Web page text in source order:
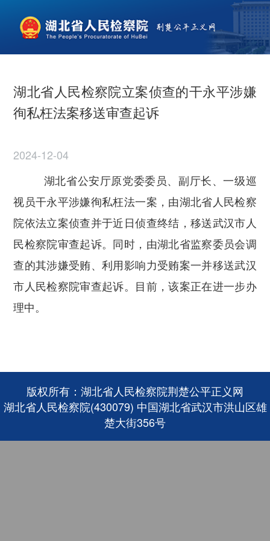
湖北省人民检察院立案侦查的干永平涉嫌
徇私枉法案移送审查起诉
2024-12-04
湖北省公安厅原党委委员、副厅长、一级巡
视员干永平涉嫌徇私枉法一案，由湖北省人民检察
院依法立案侦查并于近日侦查终结，移送武汉市人
民检察院审查起诉。同时，由湖北省监察委员会调
查的其涉嫌受贿、利用影响力受贿案一并移送武汉
市人民检察院审查起诉。目前，该案正在进一步办
理中。
版权所有：湖北省人民检察院荆楚公平正义网
湖北省人民检察院(430079) 中国湖北省武汉市洪山区雄
楚大街356号